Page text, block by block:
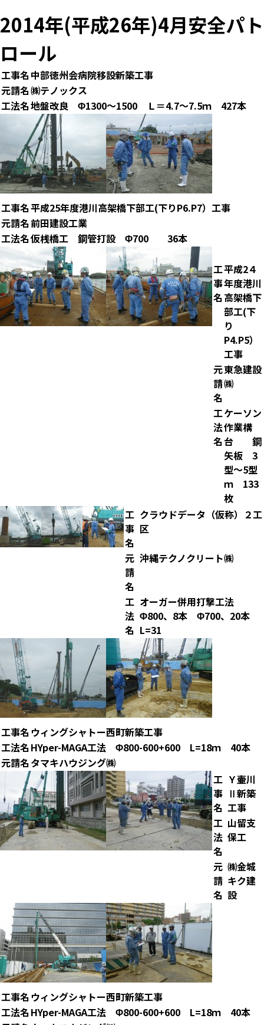
2014年(平成26年)4月安全パト
ロール
工事名中部徳州会病院移設新築工事
元請名㈱テノックス
工法名地盤改良 Φ1300～1500 Ｌ＝4.7～7.5ｍ 427本
工事名平成25年度港川高架橋下部工(下りP6.P7） 工事
元請名前田建設工業
工法名仮桟橋工 鋼管打設 Φ700 36本
工
事
名
平成2４
年度港川
高架橋下
部工(下
り
P4.P5）
工事
元
請
名
東急建設
㈱
工
法
名
ケーソン
作業構
台 鋼
矢板 3
型～5型
ｍ 133
枚
工
事
名
クラウドデータ（仮称）２工
区
元
請
名
沖縄テクノクリート㈱
工
法
名
オーガー併用打撃工法
Φ800、8本 Φ700、20本
L=31
工事名ウィングシャトー西町新築工事
工法名HYper-MAGA工法 Φ800-600+600 L=18ｍ 40本
元請名タマキハウジング㈱
工
事
名
Ｙ壷川
Ⅱ新築
工事
工
法
名
山留支
保工
元
請
名
㈱金城
キク建
設
工事名ウィングシャトー西町新築工事
工法名HYper-MAGA工法 Φ800-600+600 L=18ｍ 40本